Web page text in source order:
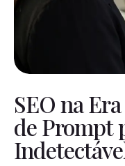
SEO na
de Prompt